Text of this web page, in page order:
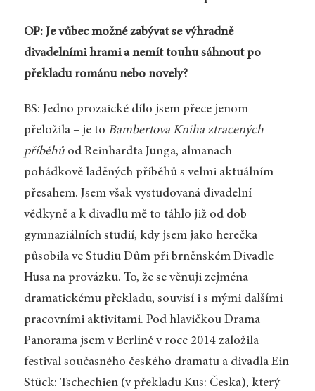
OP: Je vůbec možné zabývat se výhradně
divadelními hrami a nemít touhu sáhnout po
překladu románu nebo novely?
BS: Jedno prozaické dílo jsem přece jenom
přeložila – je to Bambertova Kniha ztracených
příběhůod Reinhardta Junga, almanach
pohádkově laděných příběhů s velmi aktuálním
přesahem. Jsem však vystudovaná divadelní
vědkyně a k divadlu mě to táhlo již od dob
gymnaziálních studií, kdy jsem jako herečka
působila ve Studiu Dům při brněnském Divadle
Husa na provázku. To, že se věnuji zejména
dramatickému překladu, souvisí i s mými dalšími
pracovními aktivitami. Pod hlavičkou Drama
Panorama jsem v Berlíně v roce 2014 založila
festival současného českého dramatu a divadla Ein
Stück: Tschechien (v překladu Kus: Česka), který